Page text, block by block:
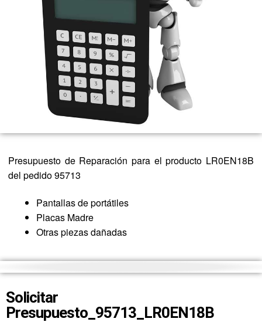
Presupuesto de Reparación para el producto LR0EN18B
del pedido 95713
Pantallas de portátiles
Placas Madre
Otras piezas dañadas
Solicitar
Presupuesto_95713_LR0EN18B